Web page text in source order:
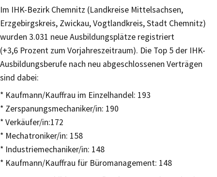
Im IHK-Bezirk Chemnitz (Landkreise Mittelsachsen,
Erzgebirgskreis, Zwickau, Vogtlandkreis, Stadt Chemnitz)
wurden 3.031 neue Ausbildungsplätze registriert
(+3,6 Prozent zum Vorjahreszeitraum). Die Top 5 der IHK-
Ausbildungsberufe nach neu abgeschlossenen Verträgen
sind dabei:
* Kaufmann/Kauffrau im Einzelhandel: 193
* Zerspanungsmechaniker/in: 190
* Verkäufer/in:172
* Mechatroniker/in: 158
* Industriemechaniker/in: 148
* Kaufmann/Kauffrau für Büromanagement: 148